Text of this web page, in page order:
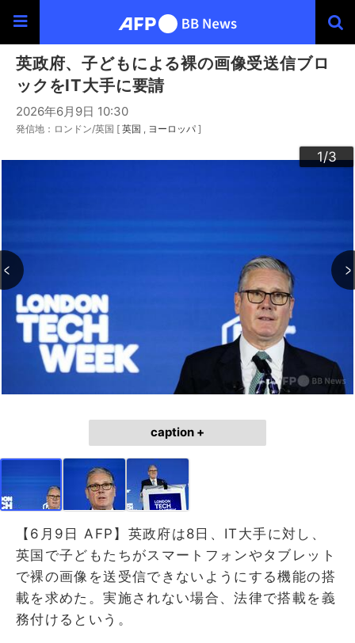
英政府、子どもによる裸の画像受送信ブロ
ックをIT大手に要請
2026年6月9日 10:30
発信地：ロンドン/英国 [ 英国 ヨーロッパ ]
1/3
2/3
3/3
caption +
【6月9日 AFP】英政府は8日、IT大手に対し、
英国で子どもたちがスマートフォンやタブレット
で裸の画像を送受信できないようにする機能の搭
載を求めた。実施されない場合、法律で搭載を義
務付けるという。